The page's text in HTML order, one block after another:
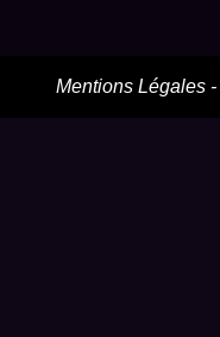
Mentions Légales -